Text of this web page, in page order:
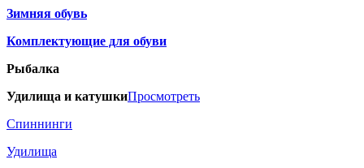
Зимняя обувь
Комплектующие для обуви
Рыбалка
Удилища и катушкиПросмотреть
Спиннинги
Удилища